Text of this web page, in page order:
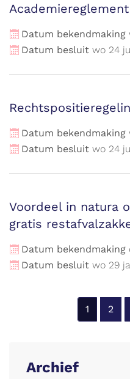
Academiereglement
Datum bekendmaking
Datum besluit wo 24
Datum bekendmaking
Datum besluit wo 24
Voordeel in natura
gratis
Datum bekendmaking
Datum besluit wo 29
1 2
Archief